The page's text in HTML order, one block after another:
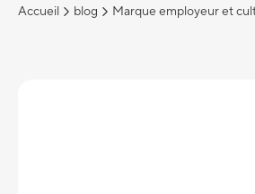
Accueil blog Marque employeur et